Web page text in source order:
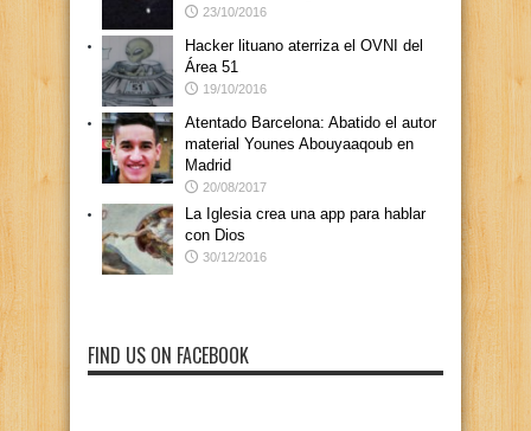
23/10/2016
Hacker lituano aterriza el OVNI del
Área 51
19/10/2016
Atentado Barcelona: Abatido el autor
material Younes Abouyaaqoub en
Madrid
20/08/2017
La Iglesia crea una app para hablar
con Dios
30/12/2016
FIND US ON FACEBOOK